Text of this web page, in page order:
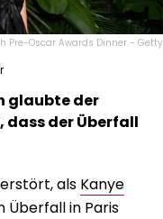
Pre-Oscar Awards Dinner - Getty
glaubte der
der Überfall
als Kanye
Überfall in Paris